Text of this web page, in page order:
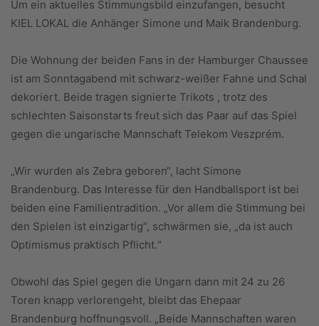
Um ein aktuelles Stimmungsbild einzufangen, besucht
KIEL LOKAL die Anhänger Simone und Maik Brandenburg.
Die Wohnung der beiden Fans in der Hamburger Chaussee
ist am Sonntagabend mit schwarz-weißer Fahne und Schal
dekoriert. Beide tragen signierte Trikots , trotz des
schlechten Saisonstarts freut sich das Paar auf das Spiel
gegen die ungarische Mannschaft Telekom Veszprém.
„Wir wurden als Zebra geboren“, lacht Simone
Brandenburg. Das Interesse für den Handballsport ist bei
beiden eine Familientradition. „Vor allem die Stimmung bei
den Spielen ist einzigartig“, schwärmen sie, „da ist auch
Optimismus praktisch Pflicht.“
Obwohl das Spiel gegen die Ungarn dann mit 24 zu 26
Toren knapp verlorengeht, bleibt das Ehepaar
Brandenburg hoffnungsvoll. „Beide Mannschaften waren